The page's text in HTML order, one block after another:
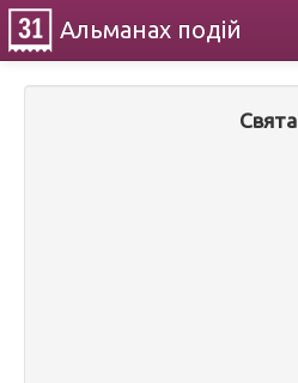
Альманах подій
Свята